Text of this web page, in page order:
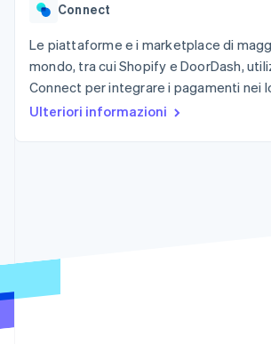
Connections
collegati
Altro
Product roadmap
profit
Servizi professionali
Pubblica
amministrazione
Commercio al dettaglio
Blog per sviluppatori
Stato dell'API
Connect
Le piattaforme e i marketplace di
mondo, tra cui Shopify e DoorDash,
Connect per integrare i pagamenti nei
Ulteriori informazioni